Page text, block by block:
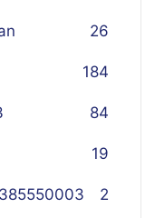
26
184
84
19
2